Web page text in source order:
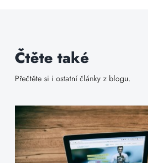
Čtěte také
Přečtěte si i ostatní články z blogu.